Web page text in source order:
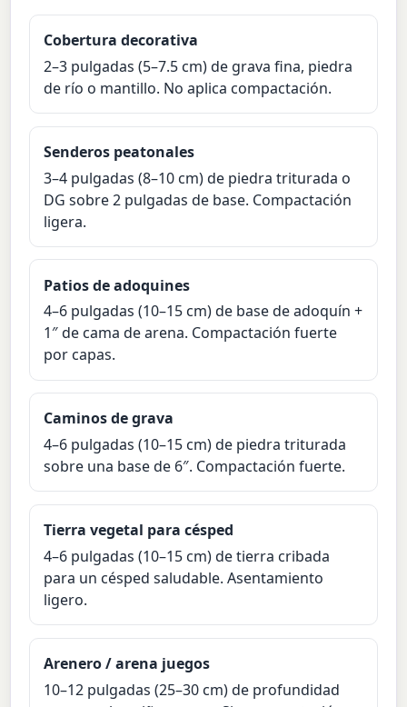
Cobertura decorativa
2–3 pulgadas (5–7.5 cm) de grava fina, piedra
de río o mantillo. No aplica compactación.
Senderos peatonales
3–4 pulgadas (8–10 cm) de piedra triturada o
DG sobre 2 pulgadas de base. Compactación
ligera.
Patios de adoquines
4–6 pulgadas (10–15 cm) de base de adoquín +
1″ de cama de arena. Compactación fuerte
por capas.
Caminos de grava
4–6 pulgadas (10–15 cm) de piedra triturada
sobre una base de 6″. Compactación fuerte.
Tierra vegetal para césped
4–6 pulgadas (10–15 cm) de tierra cribada
para un césped saludable. Asentamiento
ligero.
Arenero / arena juegos
10–12 pulgadas (25–30 cm) de profundidad